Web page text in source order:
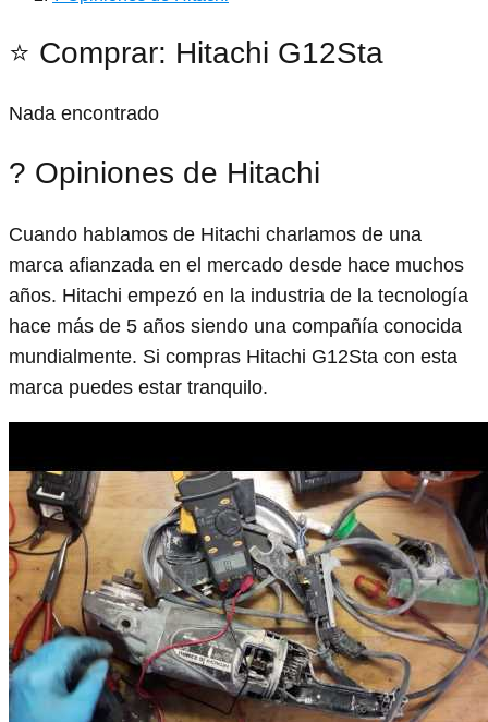
⭐ Comprar: Hitachi G12Sta
Nada encontrado
? Opiniones de Hitachi
Cuando hablamos de Hitachi charlamos de una
marca afianzada en el mercado desde hace muchos
años. Hitachi empezó en la industria de la tecnología
hace más de 5 años siendo una compañía conocida
mundialmente. Si compras Hitachi G12Sta con esta
marca puedes estar tranquilo.